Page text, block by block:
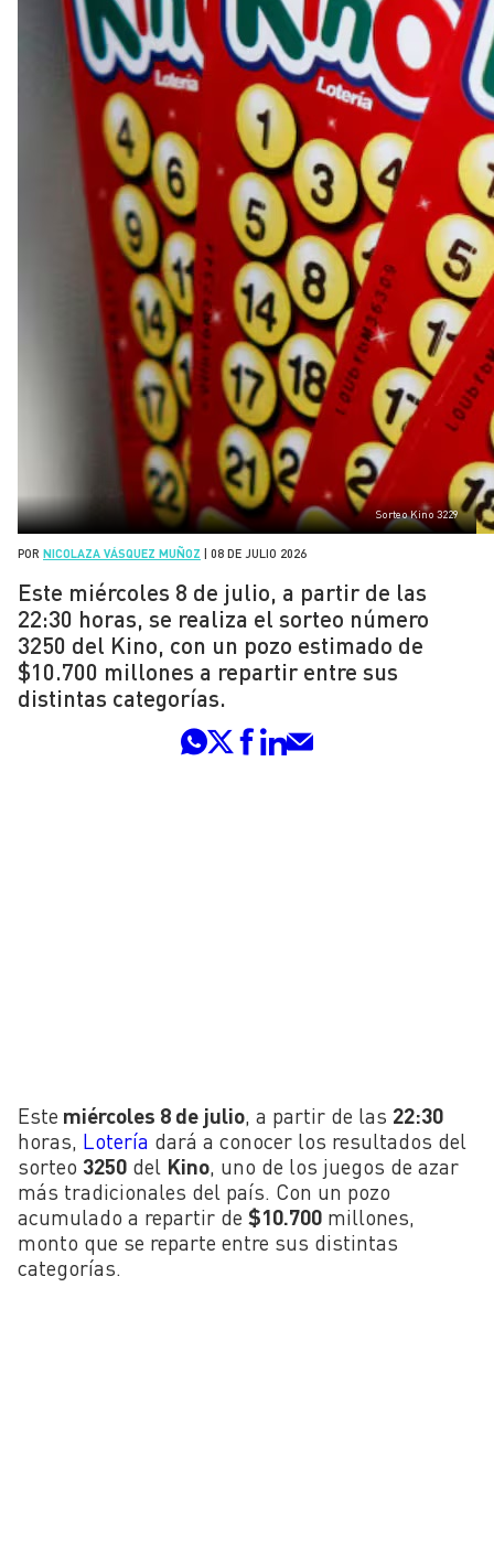
Sorteo Kino 3229
POR NICOLAZA VÁSQUEZ MUÑOZ | 08 DE JULIO 2026
Este miércoles 8 de julio, a partir de las
22:30 horas, se realiza el sorteo número
3250 del Kino, con un pozo estimado de
$10.700 millones a repartir entre sus
distintas categorías.
Este miércoles 8 de julio, a partir de las 22:30
horas, Lotería dará a conocer los resultados del
sorteo 3250 del Kino, uno de los juegos de azar
más tradicionales del país. Con un pozo
acumulado a repartir de $10.700 millones,
monto que se reparte entre sus distintas
categorías.